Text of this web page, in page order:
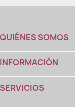
QUIÉNES SOMOS
INFORMACIÓN
SERVICIOS